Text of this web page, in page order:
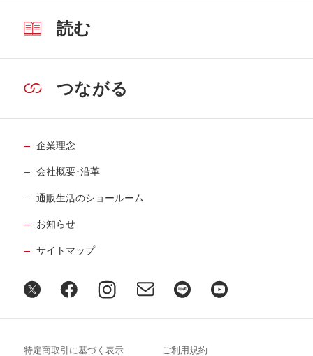
読む
つながる
企業理念
会社概要･沿革
通販生活のショールーム
お知らせ
サイトマップ
特定商取引に基づく表示 ご利用規約